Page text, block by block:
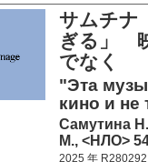
サムチナ
ぎる」
でなく
"Эта
кино и не
Самутина Н.
М., <НЛО>
2025 年 R280292